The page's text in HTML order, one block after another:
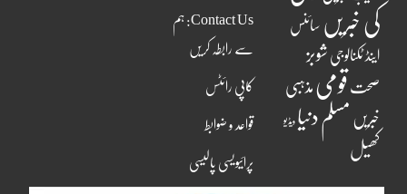
کی خبریں سائنس
اینڈ ٹکنالوجی شوبز
صحت قومی مذہبی
خبریں مسلم دنیا ویڈیو
کھیل
Contact Us: ہم
سے رابطہ کریں
کاپی رائٹس
قواعد و ضوابط
پرائیویسی پالیسی